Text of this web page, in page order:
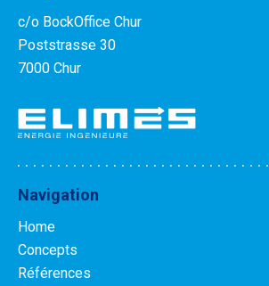
c/o BockOffice Chur
Poststrasse 30
7000 Chur
Navigation
Home
Concepts
Références